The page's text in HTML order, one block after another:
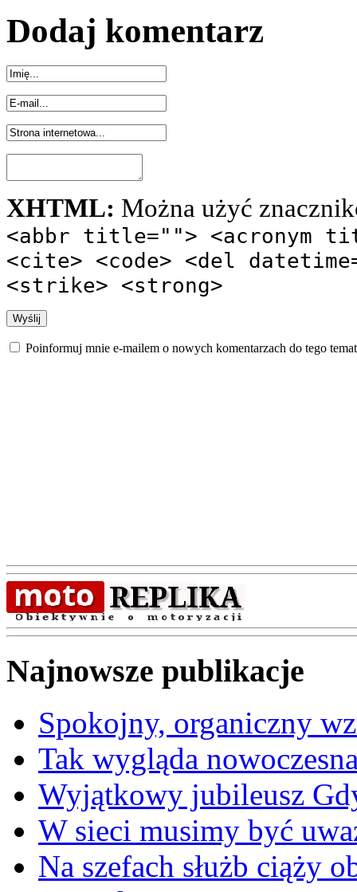
Dodaj komentarz
XHTML: Można użyć
<abbr title=""> <acronym
<cite> <code> <del
<strike> <strong>
Poinformuj mnie e-mailem o nowych komentarzach do tego
Najnowsze publikacje
Spokojny, organiczny
Tak wygląda
Wyjątkowy jubileusz
W sieci musimy być
Na szefach służb ciąży